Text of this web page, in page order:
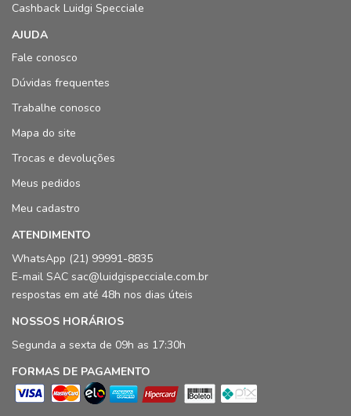
Cashback Luidgi Specciale
AJUDA
Fale conosco
Dúvidas frequentes
Trabalhe conosco
Mapa do site
Trocas e devoluções
Meus pedidos
Meu cadastro
ATENDIMENTO
WhatsApp (21) 99991-8835
E-mail SAC sac@luidgispecciale.com.br
respostas em até 48h nos dias úteis
NOSSOS HORÁRIOS
Segunda a sexta de 09h as 17:30h
FORMAS DE PAGAMENTO